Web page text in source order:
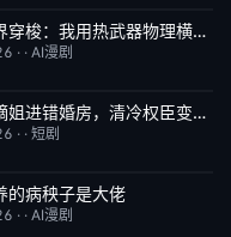
10.0两界穿梭：我用热武器物理横推修真界
· · AI漫剧
结 10.0和嫡姐进错婚房，清冷权臣变忠犬
· · 短剧
的病秧子是大佬
· · AI漫剧